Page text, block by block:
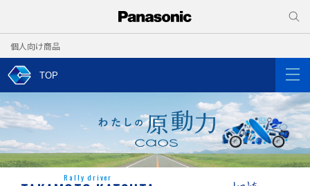
個人向け商品
TOP
Rally driver